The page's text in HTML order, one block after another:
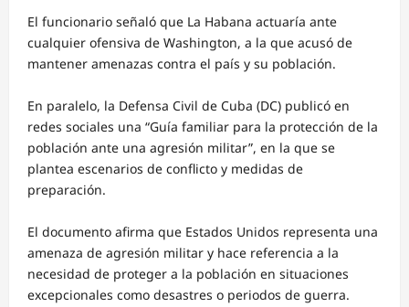
El funcionario señaló que La Habana actuaría ante
cualquier ofensiva de Washington, a la que acusó de
mantener amenazas contra el país y su población.
En paralelo, la Defensa Civil de Cuba (DC) publicó en
redes sociales una “Guía familiar para la protección de la
población ante una agresión militar”, en la que se
plantea escenarios de conflicto y medidas de
preparación.
El documento afirma que Estados Unidos representa una
amenaza de agresión militar y hace referencia a la
necesidad de proteger a la población en situaciones
excepcionales como desastres o periodos de guerra.